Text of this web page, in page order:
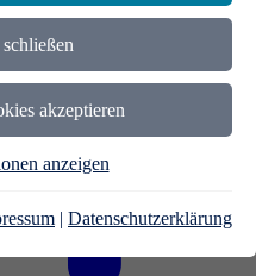
akzeptieren
anzeigen
| Datenschutzerklärung